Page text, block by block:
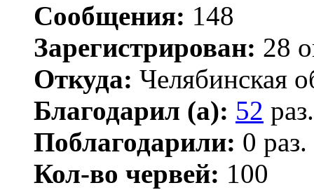
Сообщения: 148
Зарегистрирован: 28
Откуда: Челябинская
Благодарил (а): 52 раз.
Поблагодарили: 0 раз.
Кол-во червей: 100